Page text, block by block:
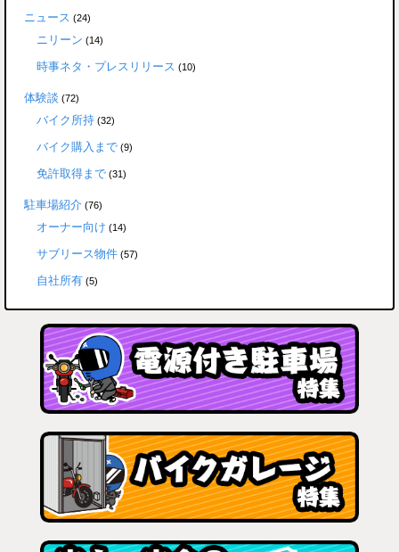
ニュース (24)
ニリーン (14)
時事ネタ・プレスリリース (10)
体験談 (72)
バイク所持 (32)
バイク購入まで (9)
免許取得まで (31)
駐車場紹介 (76)
オーナー向け (14)
サブリース物件 (57)
自社所有 (5)